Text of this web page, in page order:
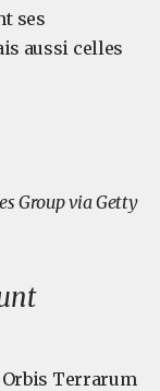
ses
aussi celles
Group via Getty
Terrarum